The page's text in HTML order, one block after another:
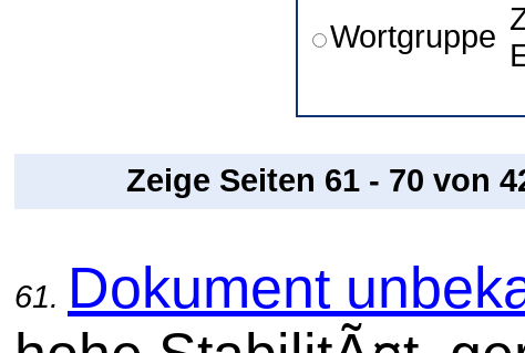
Wortgruppe
Zeige Seiten 61 - 70 von
61. Dokument